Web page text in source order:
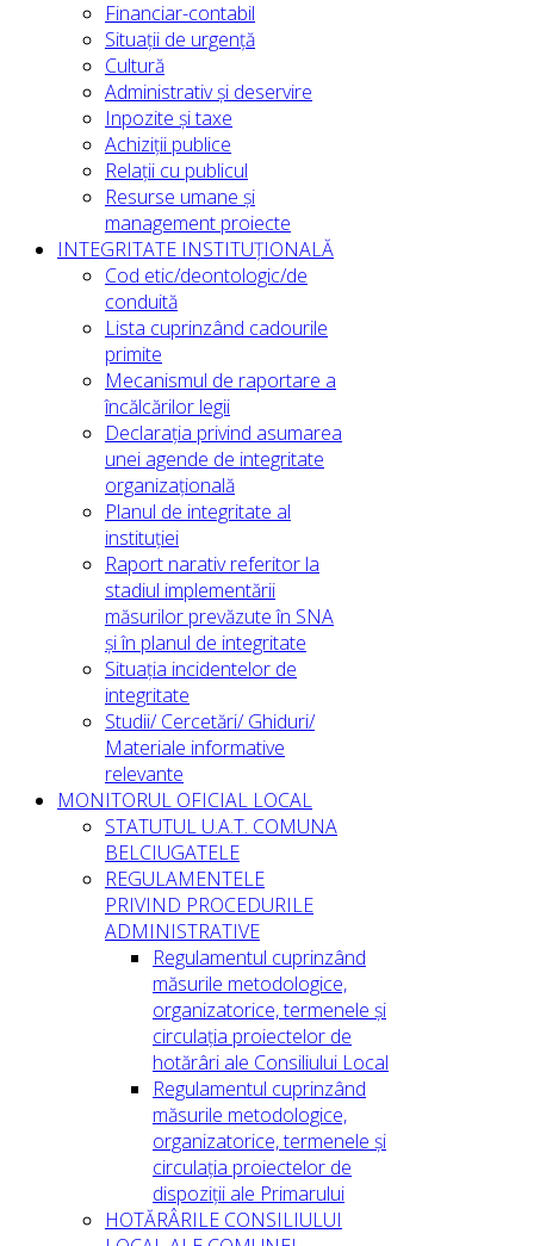
Financiar-contabil
Situații de urgență
Cultură
Administrativ și deservire
Inpozite și taxe
Achiziții publice
Relații cu publicul
Resurse umane și
management proiecte
INTEGRITATE INSTITUȚIONALĂ
Cod etic/deontologic/de
conduită
Lista cuprinzând cadourile
primite
Mecanismul de raportare a
încălcărilor legii
Declarația privind asumarea
unei agende de integritate
organizațională
Planul de integritate al
instituției
Raport narativ referitor la
stadiul implementării
măsurilor prevăzute în SNA
și în planul de integritate
Situația incidentelor de
integritate
Studii/ Cercetări/ Ghiduri/
Materiale informative
relevante
MONITORUL OFICIAL LOCAL
STATUTUL U.A.T. COMUNA
BELCIUGATELE
REGULAMENTELE
PRIVIND PROCEDURILE
ADMINISTRATIVE
Regulamentul cuprinzând
măsurile metodologice,
organizatorice, termenele și
circulația proiectelor de
hotărâri ale Consiliului Local
Regulamentul cuprinzând
măsurile metodologice,
organizatorice, termenele și
circulația proiectelor de
dispoziții ale Primarului
HOTĂRÂRILE CONSILIULUI